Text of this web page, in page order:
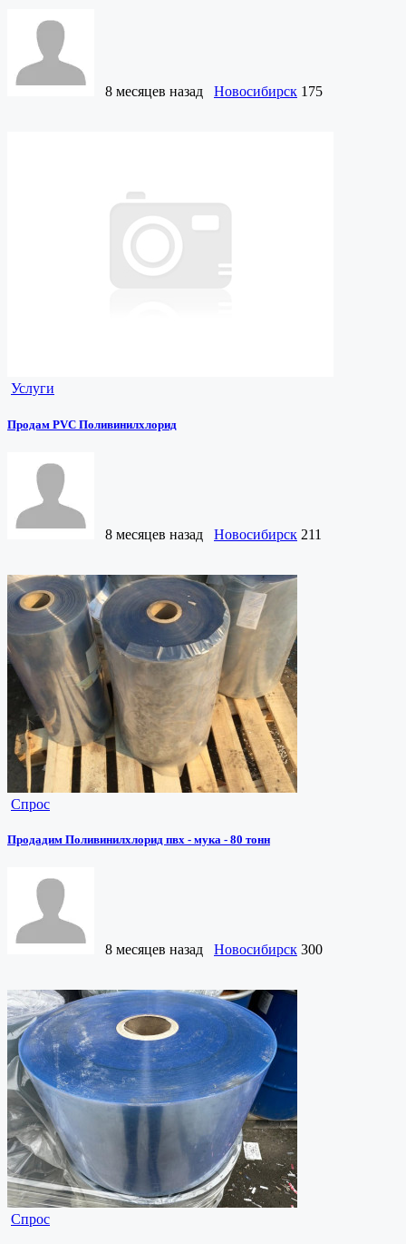
8 месяцев назад Новосибирск 175
Услуги
Продам PVC Поливинилхлорид
8 месяцев назад Новосибирск 211
Спрос
Продадим Поливинилхлорид пвх - мука - 80 тонн
8 месяцев назад Новосибирск 300
Спрос